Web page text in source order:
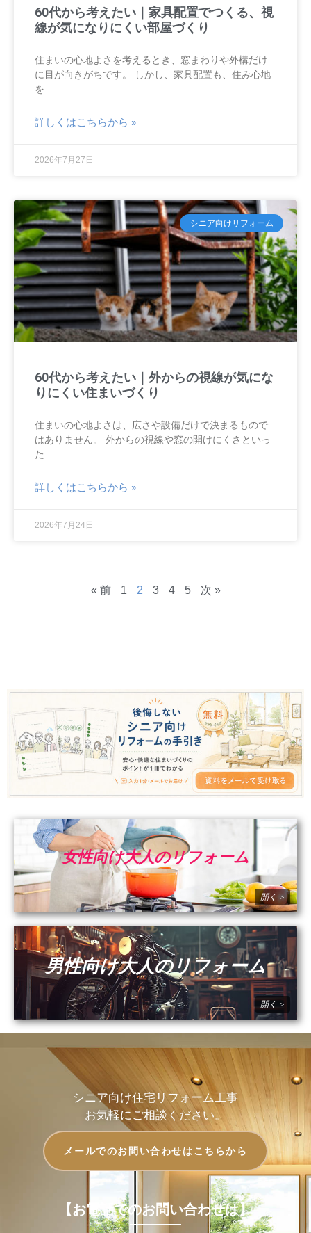
60代から考えたい｜家具配置でつくる、視
線が気になりにくい部屋づくり
住まいの心地よさを考えるとき、窓まわりや外構だけ
に目が向きがちです。 しかし、家具配置も、住み心地
を
詳しくはこちらから »
2026年7月27日
シニア向けリフォーム
60代から考えたい｜外からの視線が気にな
りにくい住まいづくり
住まいの心地よさは、広さや設備だけで決まるもので
はありません。 外からの視線や窓の開けにくさといっ
た
詳しくはこちらから »
2026年7月24日
« 前 1 2 3 4 5 次 »
女性向け大人のリフォーム
男性向け大人のリフォーム
シニア向け住宅リフォーム工事
お気軽にご相談ください。
メールでのお問い合わせはこちらから
【お電話でのお問い合わせは】